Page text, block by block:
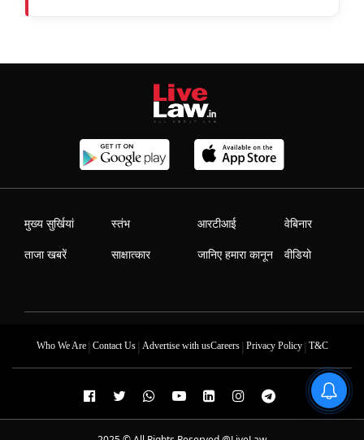
मुख्य सुर्खियां
ताजा खबरें
स्तंभ
साक्षात्कार
आरटीआई
जानिए हमारा कानून
वेबिनार
वीडियो
Who We Are| Contact Us| Advertise with usCareers| Privacy Policy| T&C